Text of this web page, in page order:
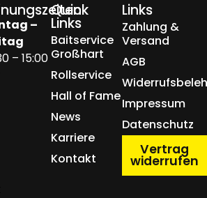
–
– 15:00
Quick
Links
Baitservice
Großhart
Rollservice
Hall of Fame
News
Karriere
Kontakt
Links
Zahlung &
Versand
AGB
Impressum
Datenschutz
Vertrag
widerrufen